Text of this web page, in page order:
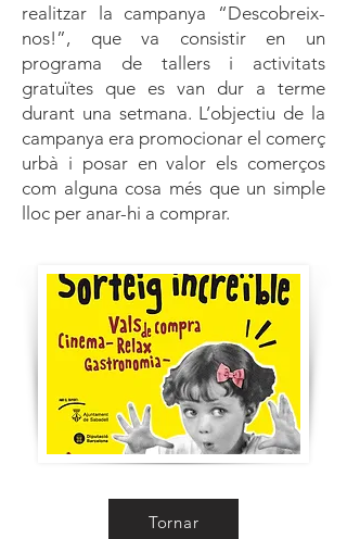
realitzar la campanya “Descobreix-
nos!”, que va consistir en un
programa de tallers i activitats
gratuïtes que es van dur a terme
durant una setmana. L’objectiu de la
campanya era promocionar el comerç
urbà i posar en valor els comerços
com alguna cosa més que un simple
lloc per anar-hi a comprar.
Tornar